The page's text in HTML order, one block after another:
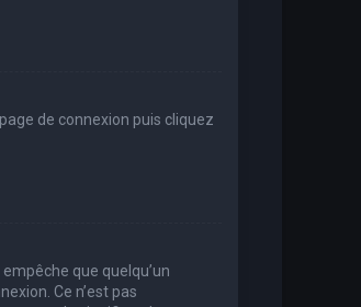
de connexion puis cliquez
que quelqu’un
Ce n’est pas